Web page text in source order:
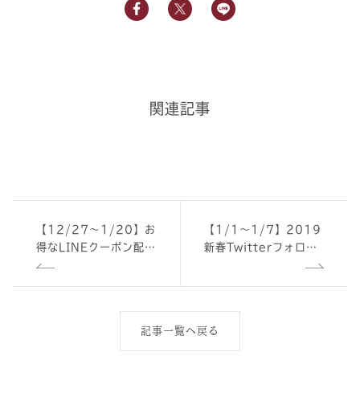
関連記事
【12/27～1/20】お
得なLINEクーポン配信
中
【1/1～1/7】2019
新春Twitterフォロー
記事一覧へ戻る